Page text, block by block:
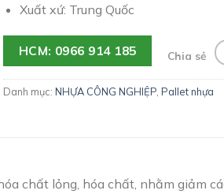
Xuất xứ: Trung Quốc
HCM: 0966 914 185 Chia sẻ
Danh mục: NHỰA CÔNG NGHIỆP Pallet nhựa
chất lỏng, hóa chất, nhằm giảm